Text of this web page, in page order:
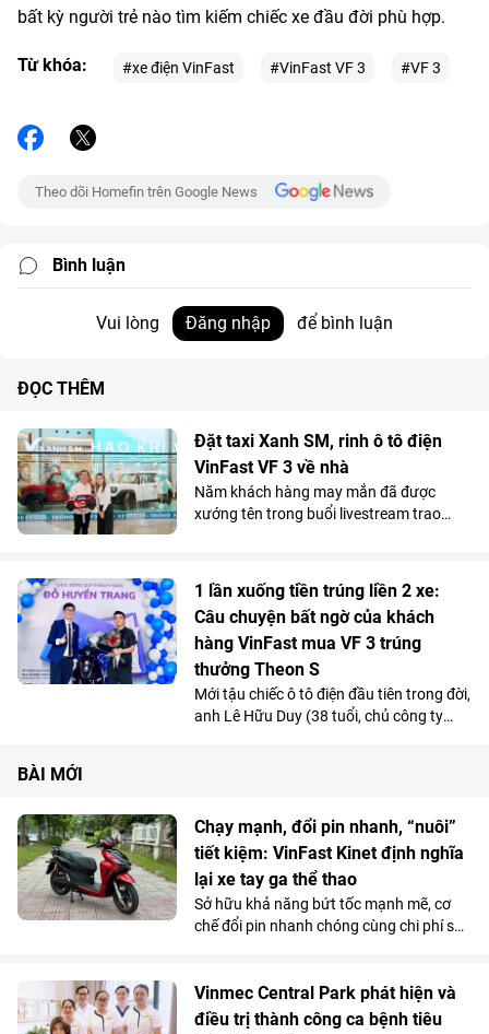
bất kỳ người trẻ nào tìm kiếm chiếc xe đầu đời phù hợp.
Từ khóa: #xe điện VinFast #VinFast VF 3 #VF 3
Theo dõi Homefin trên Google News
Bình luận
Vui lòng Đăng nhập để bình luận
ĐỌC THÊM
Đặt taxi Xanh SM, rinh ô tô điện
VinFast VF 3 về nhà
Năm khách hàng may mắn đã được
xướng tên trong buổi livestream trao
lan tỏa” do Xanh SM tổ chức, với phần
thưởng dành cho mỗi người là một chiếc
ô tô điện VinFast VF 3 trị giá 299 triệu
đồng.
1 lần xuống tiền trúng liền 2 xe:
Câu chuyện bất ngờ của khách
hàng VinFast mua VF 3 trúng
thưởng Theon S
Mới tậu chiếc ô tô điện đầu tiên trong đời,
anh Lê Hữu Duy (38 tuổi, chủ công ty
xe máy điện, việc chuyển đổi “trọn bộ”
sang xe điện đã giúp anh và gia đình cảm
nhận được giá trị lớn của phương tiện
xanh trong cuộc sống.
BÀI MỚI
Chạy mạnh, đổi pin nhanh, “nuôi”
tiết kiệm: VinFast Kinet định nghĩa
lại xe tay ga thể thao
Sở hữu khả năng bứt tốc mạnh mẽ, cơ
chế đổi pin nhanh chóng cùng chi phí sử
lựa chọn sáng giá hơn hẳn so với những
mẫu xe tay ga chạy xăng trên thị trường.
Vinmec Central Park phát hiện và
điều trị thành công ca bệnh tiêu